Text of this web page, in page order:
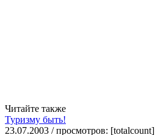
Читайте также
Туризму быть!
23.07.2003 / просмотров: [totalcount]